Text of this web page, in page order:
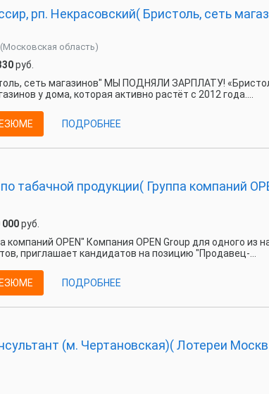
рп. Некрасовский( Бристоль, сеть
область)
руб.
сеть магазинов" МЫ ПОДНЯЛИ ЗАРПЛАТУ!
у дома, которая активно растёт с 2012 года....
ПОДРОБНЕЕ
табачной продукции( Группа компаний
000руб.
компаний OPEN" Компания OPEN Group для одного из
приглашает кандидатов на позицию "Продавец-...
ПОДРОБНЕЕ
(м. Чертановская)( Лотереи